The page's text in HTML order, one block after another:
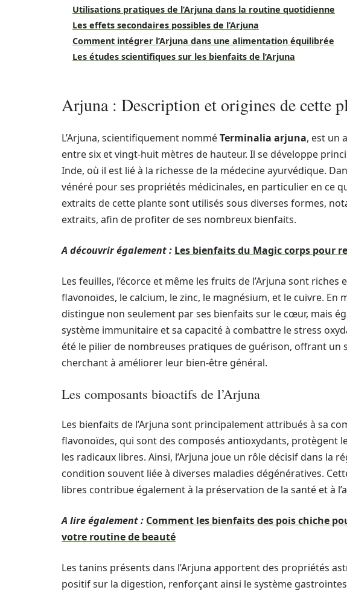
Utilisations pratiques de l’Arjuna dans la routine quotidienne
Les effets secondaires possibles de l’Arjuna
Comment intégrer l’Arjuna dans une alimentation équilibrée
Les études scientifiques sur les bienfaits de l’Arjuna
Arjuna : Description et origines de cette
L’Arjuna, scientifiquement nomméTerminalia arjuna, est un
entre six et vingt-huit mètres de hauteur. Il se développe
Inde, où il est lié à la richesse de la médecine ayurvédique.
vénéré pour ses propriétés médicinales, en particulier en ce
extraits de cette plante sont utilisés sous diverses formes,
extraits, afin de profiter de ses nombreux bienfaits.
A découvrir également : Les bienfaits du Magic corps pour
Les feuilles, l’écorce et même les fruits de l’Arjuna sont
flavonoïdes, le calcium, le zinc, le magnésium, et le cuivre. En
distingue non seulement par ses bienfaits sur le cœur, mais
système immunitaire et sa capacité à combattre le stress
été le pilier de nombreuses pratiques de guérison, offrant un
cherchant à améliorer leur bien-être général.
Les composants bioactifs de l’Arjuna
Les bienfaits de l’Arjuna sont principalement attribués à sa
flavonoïdes, qui sont des composés antioxydants, protègent
les radicaux libres. Ainsi, l’Arjuna joue un rôle décisif dans la
condition souvent liée à diverses maladies dégénératives.
libres contribue également à la préservation de la santé et à
A lire également : Comment les bienfaits des pois chiche
votre routine de beauté
Les tanins présents dans l’Arjuna apportent des propriétés
positif sur la digestion, renforçant ainsi le système